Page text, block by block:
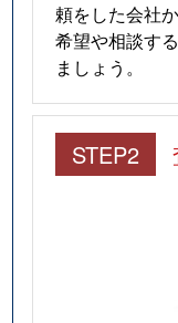
頼をした会社
希望や相談す
ましょう。
STEP2